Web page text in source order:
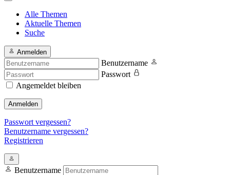
Alle Themen
Aktuelle Themen
Suche
Anmelden
Benutzername
Passwort
Angemeldet bleiben
Anmelden
Passwort vergessen?
Benutzername vergessen?
Registrieren
Benutzername